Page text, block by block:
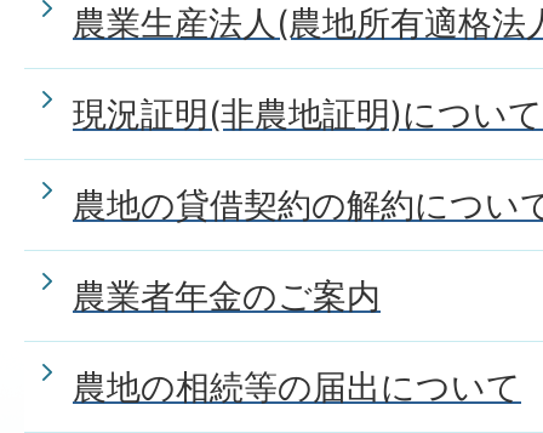
農業生産法人(農地所有適格法
現況証明(非農地証明)について
農地の貸借契約の解約につい
農業者年金のご案内
農地の相続等の届出について